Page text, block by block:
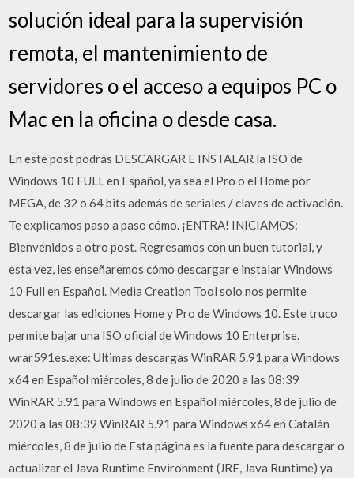
solución ideal para la supervisión
remota, el mantenimiento de
servidores o el acceso a equipos PC o
Mac en la oficina o desde casa.
En este post podrás DESCARGAR E INSTALAR la ISO de
Windows 10 FULL en Español, ya sea el Pro o el Home por
MEGA, de 32 o 64 bits además de seriales / claves de activación.
Te explicamos paso a paso cómo. ¡ENTRA! INICIAMOS:
Bienvenidos a otro post. Regresamos con un buen tutorial, y
esta vez, les enseñaremos cómo descargar e instalar Windows
10 Full en Español. Media Creation Tool solo nos permite
descargar las ediciones Home y Pro de Windows 10. Este truco
permite bajar una ISO oficial de Windows 10 Enterprise.
wrar591es.exe: Ultimas descargas WinRAR 5.91 para Windows
x64 en Español miércoles, 8 de julio de 2020 a las 08:39
WinRAR 5.91 para Windows en Español miércoles, 8 de julio de
2020 a las 08:39 WinRAR 5.91 para Windows x64 en Catalán
miércoles, 8 de julio de Esta página es la fuente para descargar o
actualizar el Java Runtime Environment (JRE, Java Runtime) ya